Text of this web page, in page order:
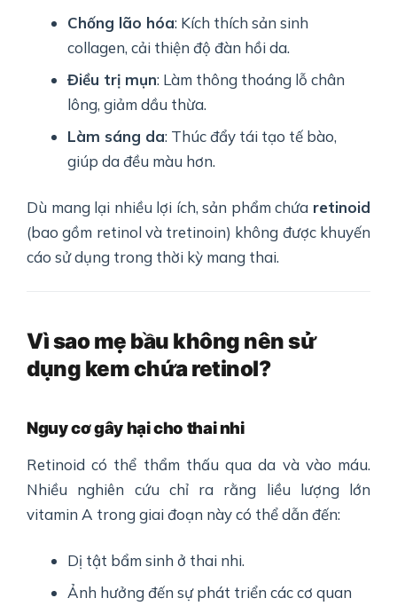
Chống lão hóa: Kích thích sản sinh
collagen, cải thiện độ đàn hồi da.
Điều trị mụn: Làm thông thoáng lỗ chân
lông, giảm dầu thừa.
Làm sáng da: Thúc đẩy tái tạo tế bào,
giúp da đều màu hơn.
Dù mang lại nhiều lợi ích, sản phẩm chứa retinoid
(bao gồm retinol và tretinoin) không được khuyến
cáo sử dụng trong thời kỳ mang thai.
Vì sao mẹ bầu không nên sử
dụng kem chứa retinol?
Nguy cơ gây hại cho thai nhi
Retinoid có thể thẩm thấu qua da và vào máu.
Nhiều nghiên cứu chỉ ra rằng liều lượng lớn
vitamin A trong giai đoạn này có thể dẫn đến:
Dị tật bẩm sinh ở thai nhi.
Ảnh hưởng đến sự phát triển các cơ quan